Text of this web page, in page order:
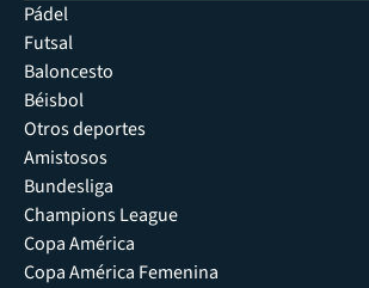
Pádel
Futsal
Baloncesto
Béisbol
Otros deportes
Amistosos
Bundesliga
Champions League
Copa América
Copa América Femenina